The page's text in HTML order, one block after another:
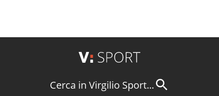
Cerca in Virgilio Sport...